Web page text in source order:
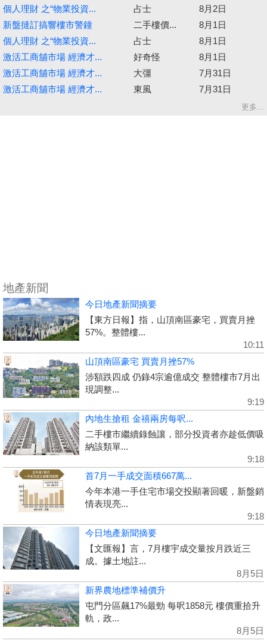
個人理財 之“物業投資... 占士
8月2日
新盤撻訂搞響樓市警鐘
二手樓價...
8月1日
個人理財 之“物業投資...
占士
8月1日
激活工商舖市場 經濟才...
好奇怪
8月1日
激活工商舖市場 經濟才...
大彊
7月31日
激活工商舖市場 經濟才...
東風 7月31日
更多...
地產新聞
今日地產新聞摘要
【東方日報】指，山頂南區豪宅，買賣月挫
57%。整體樓...
10:11
山頂南區豪宅 買賣月挫57%
涉額跌四成 仍錄4宗逾億成交 整體樓市7月出
現調整...
9:19
內地生搶租 金禧兩房每呎...
二手樓市繼續錄蝕讓，部分投資者亦趁低價吸
納該類單...
9:18
首7月一手成交面積667萬...
今年本港一手住宅市場交投顯著回暖，新盤銷
情表現亮...
9:18
今日地產新聞摘要
【文匯報】言，7月樓宇成交量按月跌近三
成。據土地註...
8月5日
新界農地標準補價升
屯門分區飆17%最勁 每呎1858元 樓價重拾升
軌，政...
8月5日